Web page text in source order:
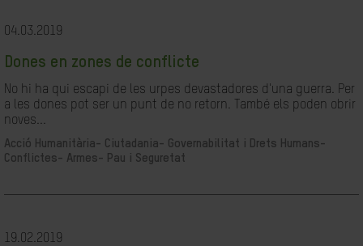
04.03.2019
Dones en zones de conflicte
No hi ha qui escapi de les urpes devastadores d'una guerra. Per
a les dones pot ser un punt de no retorn. També els poden obrir
noves...
Acció Humanitària-
Ciutadania- Governabilitat i Drets Humans-
Conflictes- Armes- Pau i Seguretat
19.02.2019